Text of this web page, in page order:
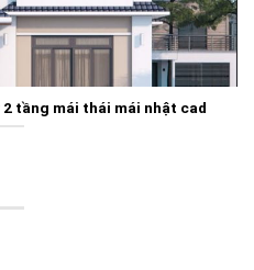
tầng mái thái mái nhật cad